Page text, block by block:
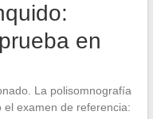
en
La polisomnografía
examen de referencia: